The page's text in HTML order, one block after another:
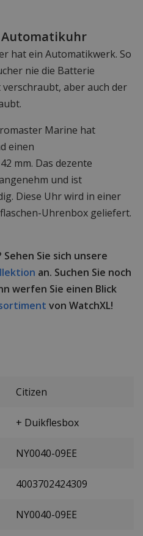
Automatikuhr
hat ein Automatikwerk. So
nie die Batterie
aber auch der
Marine hat
einen
mm. Das dezente
und ist
Diese Uhr wird in einer
Uhrenbox geliefert.
Sie sich unsere
an. Suchen Sie noch
werfen Sie einen Blick
von WatchXL!
Citizen
+ Duikflesbox
NY0040-09EE
4003702424309
NY0040-09EE